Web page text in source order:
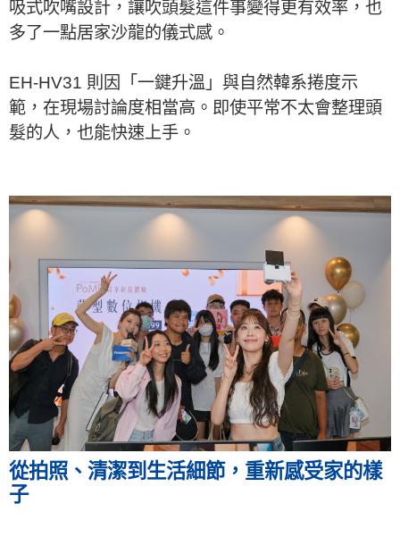
吸式吹嘴設計，讓吹頭髮這件事變得更有效率，也
多了一點居家沙龍的儀式感。
EH-HV31 則因「一鍵升溫」與自然韓系捲度示
範，在現場討論度相當高。即使平常不太會整理頭
髮的人，也能快速上手。
從拍照、清潔到生活細節，重新感受家的樣
子